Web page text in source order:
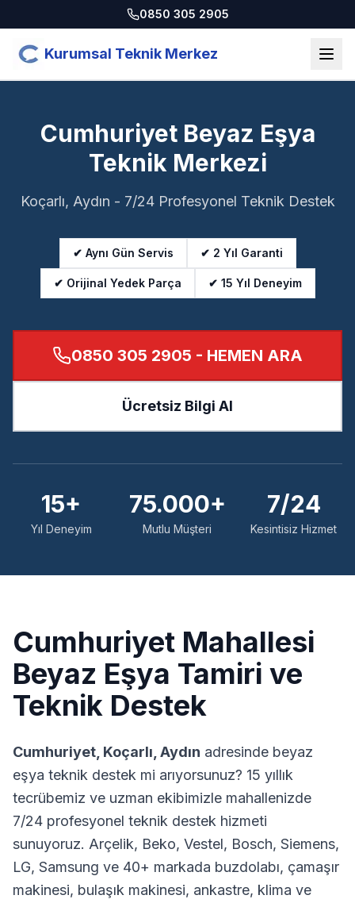
0850 305 2905
Kurumsal Teknik Merkez
Cumhuriyet Beyaz Eşya
Teknik Merkezi
Koçarlı, Aydın - 7/24 Profesyonel Teknik Destek
✔ Aynı Gün Servis ✔ 2 Yıl Garanti
✔ Orijinal Yedek Parça ✔ 15 Yıl Deneyim
0850 305 2905 - HEMEN ARA
Ücretsiz Bilgi Al
15+
Yıl Deneyim
75.000+
Mutlu Müşteri
7/24
Kesintisiz Hizmet
Cumhuriyet Mahallesi
Beyaz Eşya Tamiri ve
Teknik Destek
Cumhuriyet Koçarlı Aydın adresinde beyaz
eşya teknik destek mi arıyorsunuz? 15 yıllık
tecrübemiz ve uzman ekibimizle mahallenizde
7/24 profesyonel teknik destek hizmeti
sunuyoruz. Arçelik, Beko, Vestel, Bosch, Siemens,
LG, Samsung ve 40+ markada buzdolabı, çamaşır
makinesi, bulaşık makinesi, ankastre, klima ve